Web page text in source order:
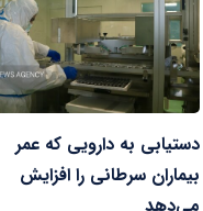
دستیابی به دارویی که عمر
بیماران سرطانی را افزایش